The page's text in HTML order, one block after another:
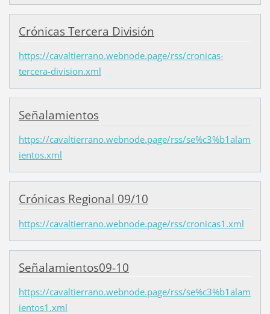
Crónicas Tercera División
https://cavaltierrano.webnode.page/rss/cronicas-
tercera-division.xml
Señalamientos
https://cavaltierrano.webnode.page/rss/se%c3%b1alam
ientos.xml
Crónicas Regional 09/10
https://cavaltierrano.webnode.page/rss/cronicas1.xml
Señalamientos09-10
https://cavaltierrano.webnode.page/rss/se%c3%b1alam
ientos1.xml